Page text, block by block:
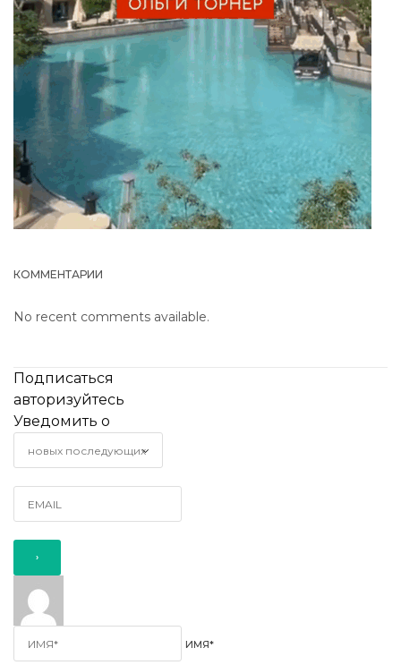
КОММЕНТАРИИ
No recent comments available.
Подписаться
авторизуйтесь
Уведомить о
ИМЯ*